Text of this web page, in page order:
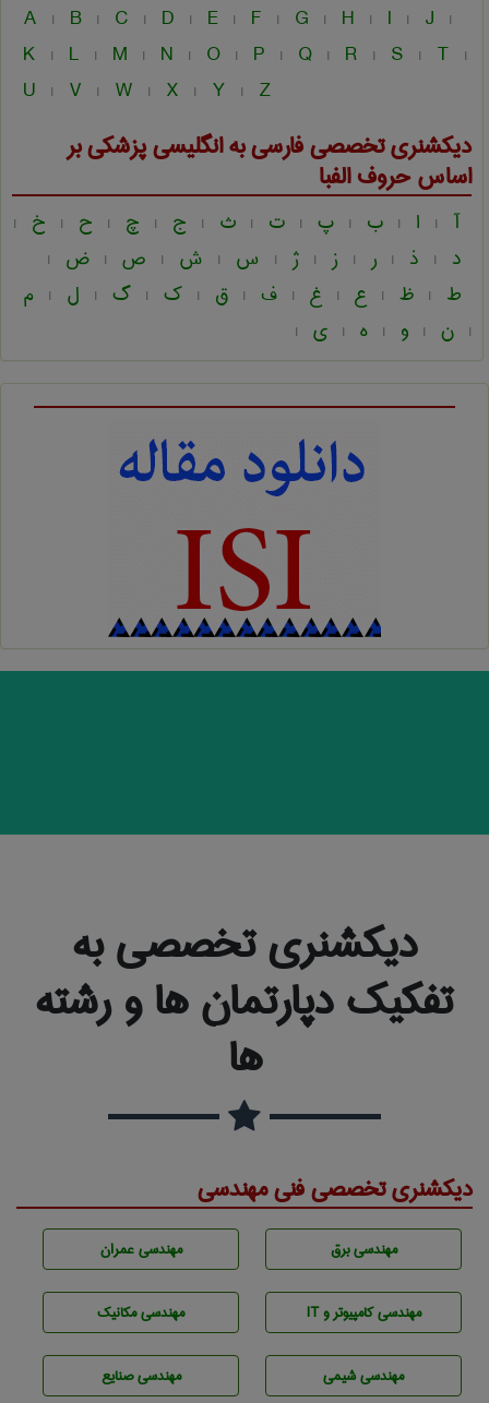
A | B | C | D | E | F | G | H | I | J |
K | L | M | N | O | P | Q | R | S | T |
U | V | W | X | Y | Z
دیکشنری تخصصی فارسی به انگلیسیپزشكیبر
اساس حروف الفبا
آ | ا | ب | پ | ت | ث | ج | چ | ح | خ |
د | ذ | ر | ز | ژ | س | ش | ص | ض |
ط | ظ | ع | غ | ف | ق | ک | گ | ل | م
| ن | و | ه | ی |
دیکشنری تخصصی به
تفکیک دپارتمان ها و رشته
ها
دیکشنری تخصصی فنی مهندسی
مهندسی برق مهندسی عمران
مهندسی كامپيوتر و IT مهندسی مکانیک
مهندسي شيمی مهندسی صنايع